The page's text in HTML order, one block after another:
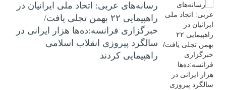
رسانه‌های عربی: اتحاد ملی ایرانیان در
راهپیمایی ۲۲ بهمن تجلی یافت/
خبرگزاری فرانسه:ده‌ها هزار ایرانی در
سالگرد پیروزی انقلاب اسلامی
راهپیمایی کردند